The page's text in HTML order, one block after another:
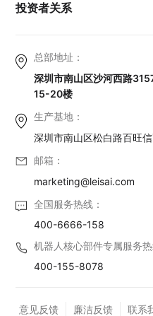
总部地址：
深圳市南山区沙河西路
15-20楼
生产基地：
深圳市南山区松白路百旺
邮箱：
marketing@leisai.com
全国服务热线：
400-6666-158
机器人核心部件专属服务热
400-155-8078
投资者关系
意见反馈 廉洁反馈 联系